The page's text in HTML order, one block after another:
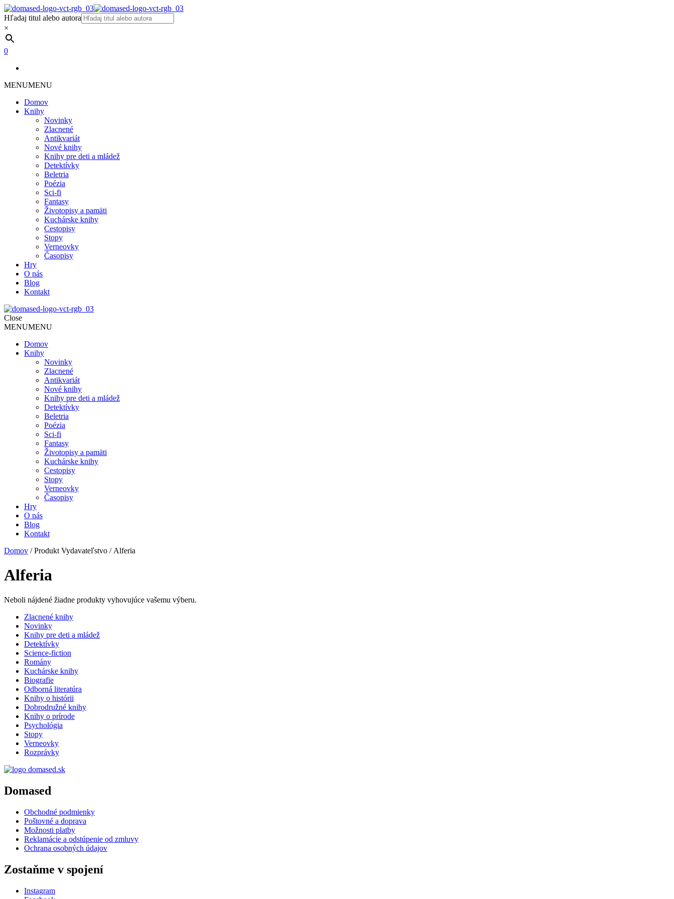
Hľadaj titul alebo autora
×
0
MENUMENU
Domov
Knihy
Novinky
Zlacnené
Antikvariát
Nové knihy
Knihy pre deti a mládež
Detektívky
Beletria
Poézia
Sci-fi
Fantasy
Životopisy a pamäti
Kuchárske knihy
Cestopisy
Stopy
Verneovky
Časopisy
Hry
O nás
Blog
Kontakt
Close
MENUMENU
Domov
Knihy
Novinky
Zlacnené
Antikvariát
Nové knihy
Knihy pre deti a mládež
Detektívky
Beletria
Poézia
Sci-fi
Fantasy
Životopisy a pamäti
Kuchárske knihy
Cestopisy
Stopy
Verneovky
Časopisy
Hry
O nás
Blog
Kontakt
Domov / Produkt Vydavateľstvo / Alferia
Alferia
Neboli nájdené žiadne produkty vyhovujúce vašemu výberu.
Zlacnené knihy
Novinky
Knihy pre deti a mládež
Detektívky
Science-fiction
Romány
Kuchárske knihy
Biografie
Odborná literatúra
Knihy o histórii
Dobrodružné knihy
Knihy o prírode
Psychológia
Stopy
Verneovky
Rozprávky
Domased
Obchodné podmienky
Poštovné a doprava
Možnosti platby
Reklamácie a odstúpenie od zmluvy
Ochrana osobných údajov
Zostaňme v spojení
Instagram